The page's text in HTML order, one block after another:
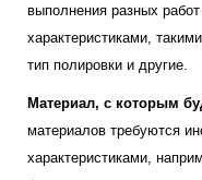
выполнения разных
характеристиками,
тип полировки и другие.
Материал, с которым
материалов требуются
характеристиками,